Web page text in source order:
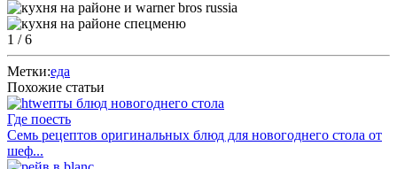
1 / 6
Метки:еда
Похожие статьи
Где поесть
Семь рецептов оригинальных блюд для новогоднего стола от
шеф...